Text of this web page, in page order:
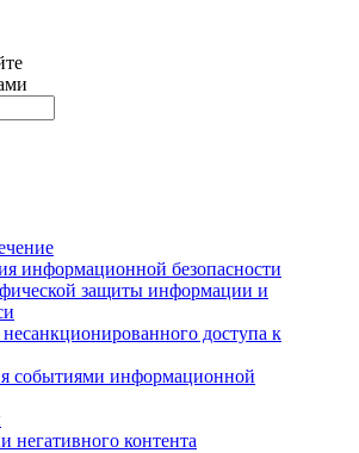
информационной безопасности
защиты информации и
доступа к
событиями информационной
негативного контента